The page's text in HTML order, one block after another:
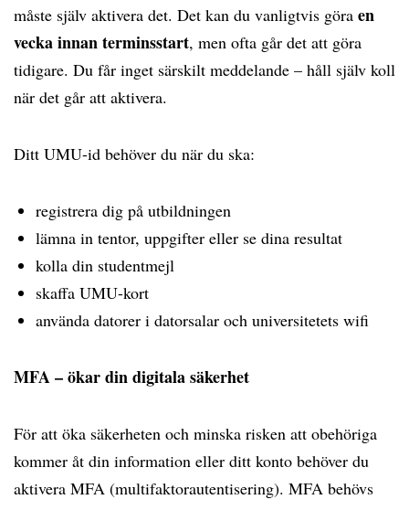
måste själv aktivera det. Det kan du vanligtvis göra en
vecka innan terminsstart, men ofta går det att göra
tidigare. Du får inget särskilt meddelande – håll själv koll
när det går att aktivera.
Ditt UMU-id behöver du när du ska:
registrera dig på utbildningen
lämna in tentor, uppgifter eller se dina resultat
kolla din studentmejl
skaffa UMU-kort
använda datorer i datorsalar och universitetets wifi
MFA – ökar din digitala säkerhet
För att öka säkerheten och minska risken att obehöriga
kommer åt din information eller ditt konto behöver du
aktivera MFA (multifaktorautentisering). MFA behövs